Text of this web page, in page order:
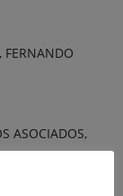
FERNANDO
ASOCIADOS,